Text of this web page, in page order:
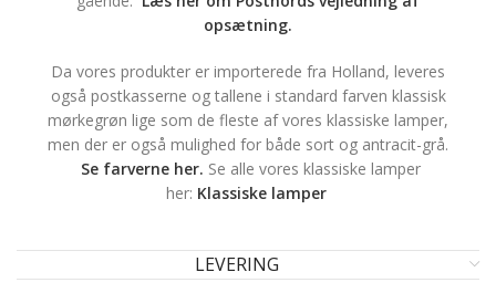
opsætning.
Da vores produkter er importerede fra Holland, leveres
også postkasserne og tallene i standard farven klassisk
mørkegrøn lige som de fleste af vores klassiske lamper,
men der er også mulighed for både sort og antracit-grå.
Se farverne her. Se alle vores klassiske lamper
her: Klassiske lamper
LEVERING